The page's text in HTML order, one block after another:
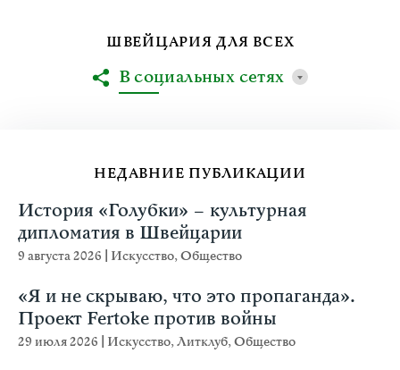
НЕДАВНИЕ ПУБЛИКАЦИИ
История «Голубки» – культурная
дипломатия в Швейцарии
9 августа 2026 Искусство,Общество
«Я и не скрываю, что это пропаганда».
Проект Fertoke против войны
29 июля 2026 Искусство,Литклуб,Общество
ШВЕЙЦАРИЯ ДЛЯ ВСЕХ
В социальных сетях